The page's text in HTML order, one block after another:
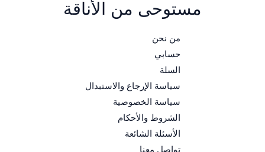
مستوحى من الأناقة
من نحن
حسابي
السلة
سياسة الإرجاع والاستبدال
سياسة الخصوصية
الشروط والأحكام
الأسئلة الشائعة
تواصل معنا